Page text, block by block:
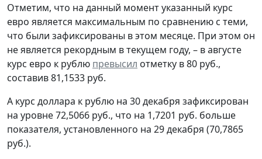
Отметим, что на данный момент указанный курс
евро является максимальным по сравнению с теми,
что были зафиксированы в этом месяце. При этом он
не является рекордным в текущем году, – в августе
курс евро к рублю превысил отметку в 80 руб.,
составив 81,1533 руб.
А курс доллара к рублю на 30 декабря зафиксирован
на уровне 72,5066 руб., что на 1,7201 руб. больше
показателя, установленного на 29 декабря (70,7865
руб.).